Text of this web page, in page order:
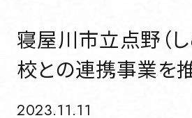
企業理念
会社概要
寝屋川市立点野（
校との連携事業を
2023.11.11